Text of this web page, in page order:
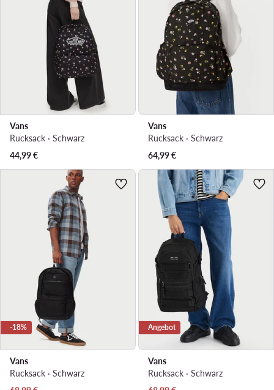
Vans
Rucksack · Schwarz
44,99€
Vans
Rucksack · Schwarz
64,99€
-18%
Vans
Rucksack · Schwarz
Angebot
Vans
Rucksack · Schwarz